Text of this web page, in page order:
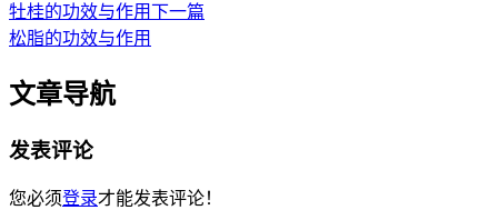
牡桂的功效与作用下一篇
松脂的功效与作用
文章导航
发表评论
您必须登录才能发表评论！